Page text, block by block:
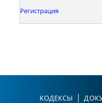
Регистрация
КОДЕКСЫ